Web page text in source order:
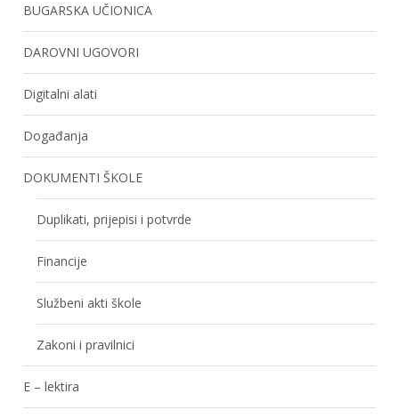
BUGARSKA UČIONICA
DAROVNI UGOVORI
Digitalni alati
Događanja
DOKUMENTI ŠKOLE
Duplikati, prijepisi i potvrde
Financije
Službeni akti škole
Zakoni i pravilnici
E – lektira